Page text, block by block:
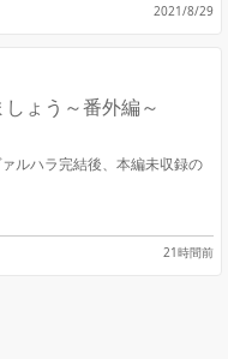
2021/8/29
ょう～番外編～
ルハラ完結後、本編未収録の
21時間前